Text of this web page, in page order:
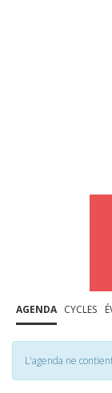
AGENDA CYCLES
L'agenda ne